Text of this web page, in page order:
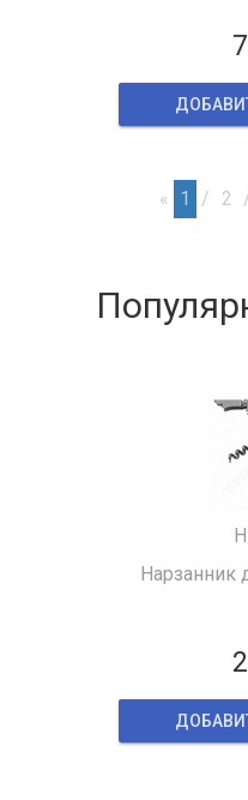
« 1 2
Нарзанник